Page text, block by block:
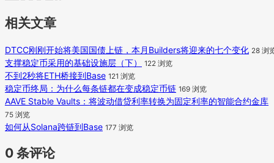
相关文章
DTCC刚刚开始将美国国债上链，本月Builders将迎来的七个变化 28 浏
支撑稳定币采用的基础设施层（下） 122 浏览
不到2秒将ETH桥接到Base 121 浏览
稳定币终局：为什么每条链都在变成稳定币链 169 浏览
AAVE Stable Vaults：将波动借贷利率转换为固定利率的智能合约金库
75 浏览
如何从Solana跨链到Base 177 浏览
0 条评论